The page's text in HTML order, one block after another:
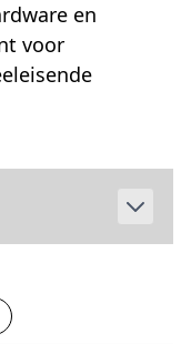
en
voor